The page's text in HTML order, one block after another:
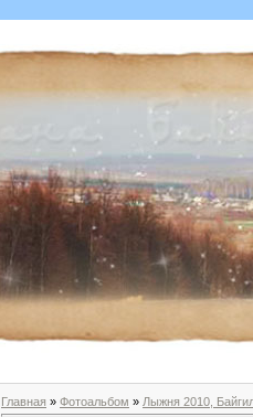
Главная » Фотоальбом » Лыжня 2010,